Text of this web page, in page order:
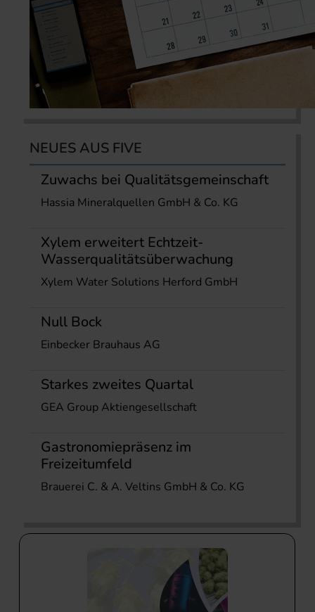
NEUES AUS FIVE
Zuwachs bei Qualitätsgemeinschaft
Hassia Mineralquellen GmbH & Co. KG
Xylem erweitert Echtzeit-
Wasserqualitätsüberwachung
Xylem Water Solutions Herford GmbH
Null Bock
Einbecker Brauhaus AG
Starkes zweites Quartal
GEA Group Aktiengesellschaft
Gastronomiepräsenz im
Freizeitumfeld
Brauerei C. & A. Veltins GmbH & Co. KG